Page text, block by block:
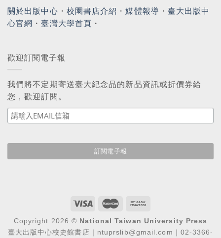
關於出版中心 ・ 校園書店介紹 ・媒體報導 ・ 臺大出版中
心官網 ・臺灣大學首頁 ・
歡迎訂閱電子報
我們將不定期寄送臺大紀念品的新品資訊或折價券給
您，歡迎訂閱。
Copyright 2026 © National Taiwan University Press
臺大出版中心校史館書店｜ntuprslib@gmail.com｜02-3366-